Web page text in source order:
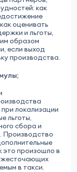
как
оценивать
и льготы,
образом
если выход
производства.
;
локализации
льготы,
сбора и
Производство
это произошло в
в такси.